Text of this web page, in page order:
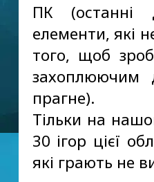
ПК (останні
елементи, які
того, щоб
прагне).
Тільки на
30 ігор цієї
які грають не